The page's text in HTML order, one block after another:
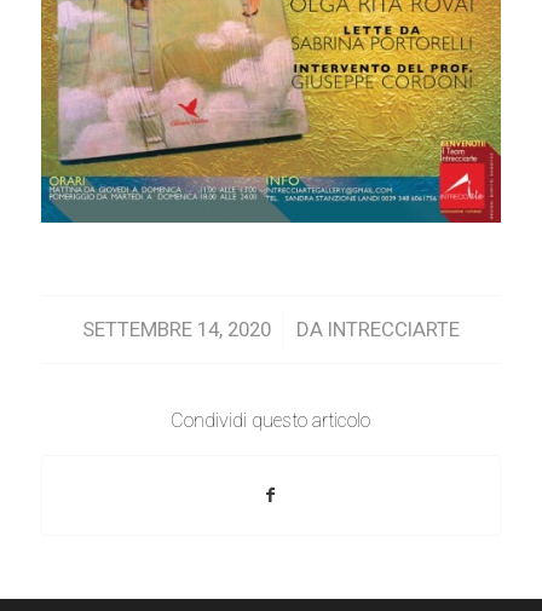
SETTEMBRE 14, 2020
/ DA INTRECCIARTE
Condividi questo articolo